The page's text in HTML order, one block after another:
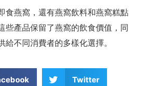
食燕窩，還有燕窩飲料和燕窩糕點
些產品保留了燕窩的飲食價值，同
給不同消費者的多樣化選擇。
Twitter